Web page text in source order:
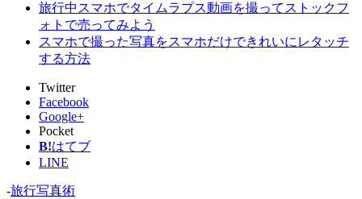
旅行中スマホでタイムラプス動画を撮ってストックフ
ォトで売ってみよう
スマホで撮った写真をスマホだけできれいにレタッチ
する方法
Twitter
Facebook
Google+
Pocket
B!はてブ
LINE
-旅行写真術